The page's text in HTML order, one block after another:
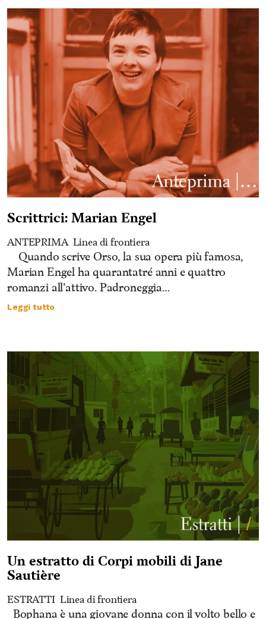
Scrittrici: Marian Engel
ANTEPRIMA Linea di frontiera
Quando scrive Orso, la sua opera più famosa,
Marian Engel ha quarantatré anni e quattro
romanzi all'attivo. Padroneggia…
Leggi tutto
Un estratto di Corpi mobili di Jane
Sautière
ESTRATTI Linea di frontiera
Bophana è una giovane donna con il volto bello e